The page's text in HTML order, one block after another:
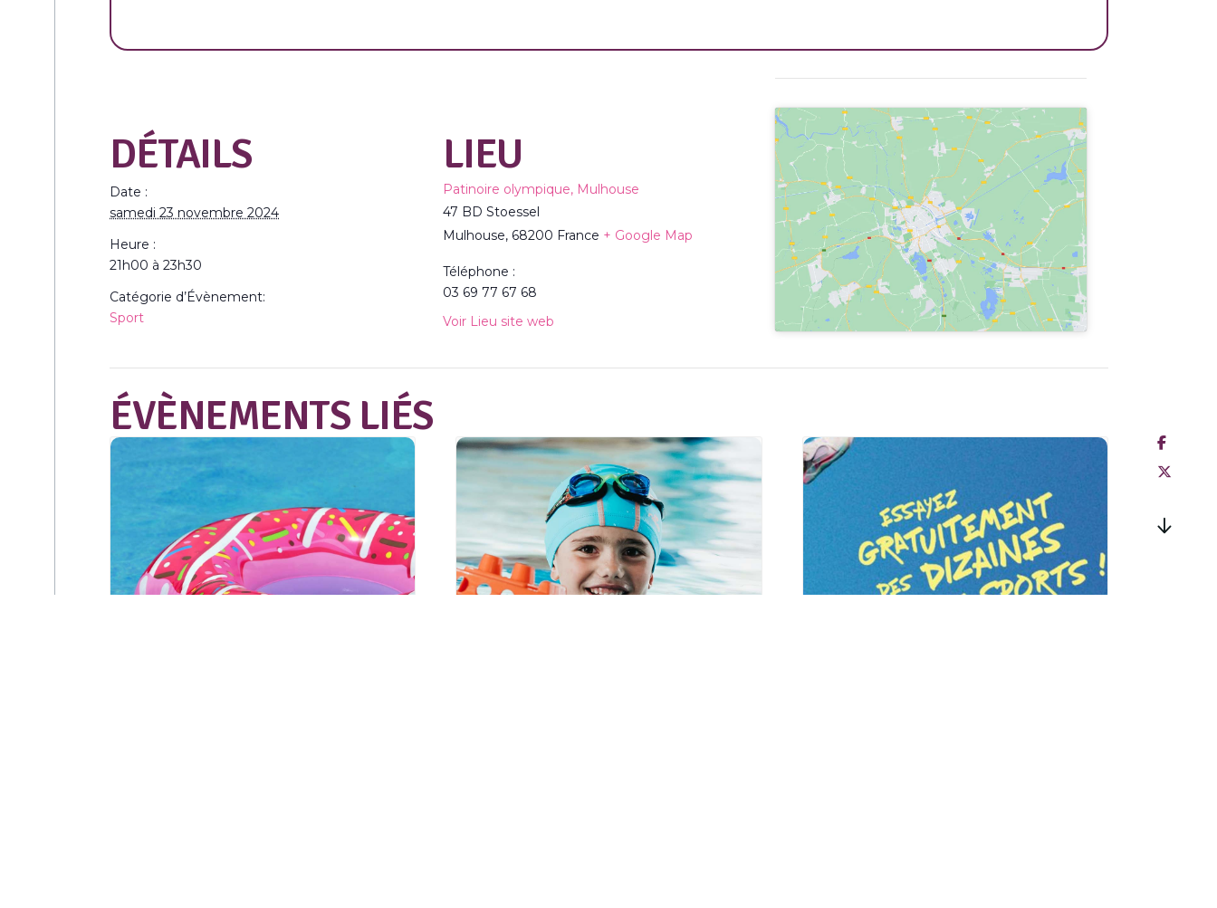
DÉTAILS
Date :
samedi 23 novembre 2024
Heure :
21h00 à 23h30
Catégorie d’Évènement:
Sport
LIEU
Patinoire olympique, Mulhouse
47 BD Stoessel
Mulhouse, 68200 France + Google Map
Téléphone :
03 69 77 67 68
Voir Lieu site web
ÉVÈNEMENTS LIÉS